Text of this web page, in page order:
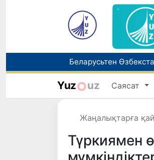
Беларусьтен
Жарты жылда
Yuz uz Саясат
Жаңалықтарға
Түркиямен